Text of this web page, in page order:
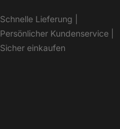
Schnelle Lieferung |
Persönlicher Kundenservice |
Sicher einkaufen